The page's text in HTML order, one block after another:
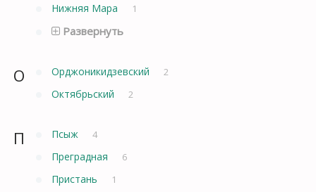
Нижняя Мара 1
Развернуть
О Орджоникидзевский 2
Октябрьский 2
П Псыж 4
Преградная 6
Пристань 1